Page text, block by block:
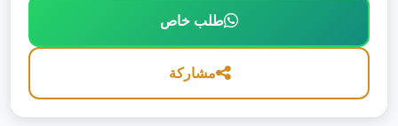
طلب خاص
مشاركة